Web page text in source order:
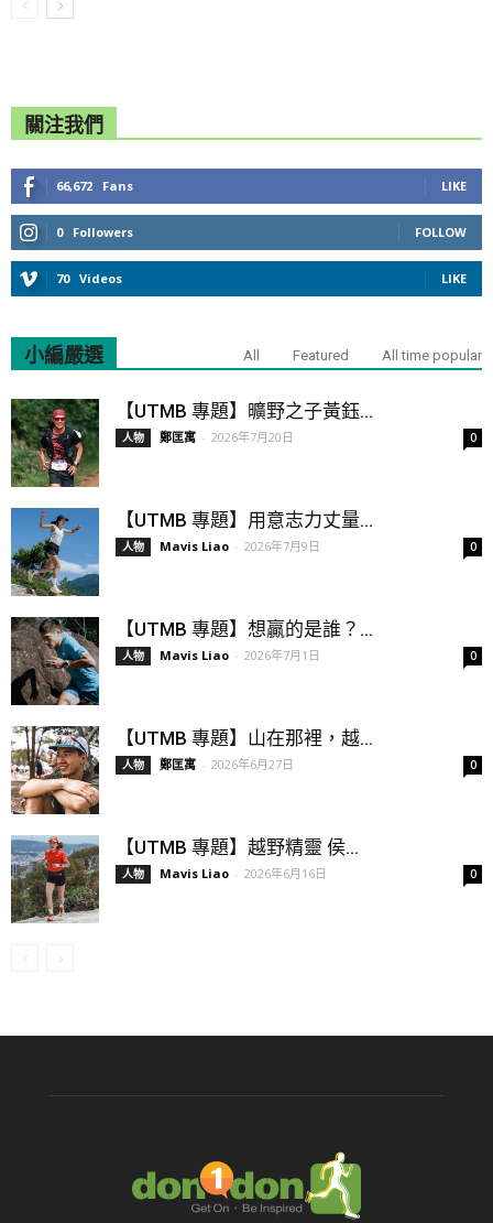
關注我們
66,672 Fans LIKE
0 Followers FOLLOW
70 Videos LIKE
小編嚴選 All Featured All time popular
【UTMB 專題】曠野之子黃鈺...
人物 鄭匡寓 - 2026年7月20日 0
【UTMB 專題】用意志力丈量...
人物 Mavis Liao - 2026年7月9日 0
【UTMB 專題】想贏的是誰？...
人物 Mavis Liao - 2026年7月1日 0
【UTMB 專題】山在那裡，越...
人物 鄭匡寓 - 2026年6月27日 0
【UTMB 專題】越野精靈 侯...
人物 Mavis Liao - 2026年6月16日 0